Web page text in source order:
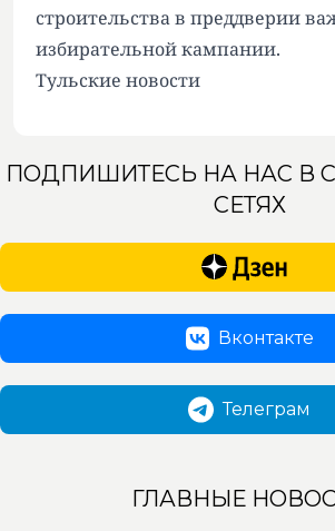
строительства в преддверии
избирательной кампании.
Тульские новости
ПОДПИШИТЕСЬ НА НАС В
СЕТЯХ
Вконтакте
Телеграм
ГЛАВНЫЕ